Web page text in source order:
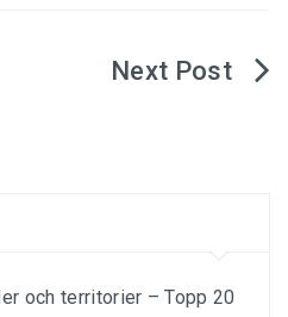
och territorier – Topp 20